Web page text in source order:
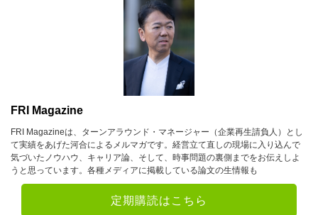
FRI Magazine
FRI Magazineは、ターンアラウンド・マネージャー（企業再生請負人）とし
て実績をあげた河合によるメルマガです。経営立て直しの現場に入り込んで
気づいたノウハウ、キャリア論、そして、時事問題の裏側までをお伝えしよ
うと思っています。各種メディアに掲載している論文の生情報も
定期購読はこちら